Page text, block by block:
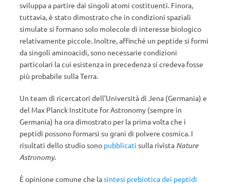
sviluppa a partire dai singoli atomi costituenti. Finora,
tuttavia, è stato dimostrato che in condizioni spaziali
simulate si formano solo molecole di interesse biologico
relativamente piccole. Inoltre, affinché un peptide si formi
da singoli aminoacidi, sono necessarie condizioni
particolari la cui esistenza in precedenza si credeva fosse
più probabile sulla Terra.
Un team di ricercatori dell’Università di Jena (Germania) e
del Max Planck Institute for Astronomy (sempre in
Germania) ha ora dimostrato per la prima volta che i
peptidi possono formarsi su grani di polvere cosmica. I
risultati dello studio sono pubblicati sulla rivista Nature
Astronomy.
È opinione comune che lasintesi prebiotica dei peptidi